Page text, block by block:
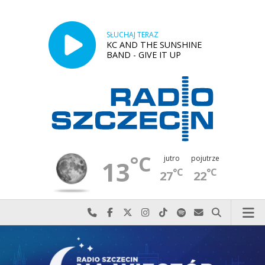
SŁUCHAJ TERAZ
KC AND THE SUNSHINE
BAND - GIVE IT UP
13°C jutro
27°C
pojutrze
22°C
Najlepiej po prostu do nas zadzwoń
Odwiedź nas na Facebook-u
Odwiedź nas na X
Odwiedź nas na Instagram-ie
Odwiedź nas na TikTok-u
Szukaj nas na Spotify
Wyślij do nas
Szukaj